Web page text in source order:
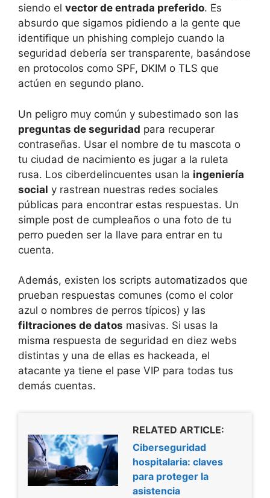
siendo el vector de entrada preferido. Es
absurdo que sigamos pidiendo a la gente que
identifique un phishing complejo cuando la
seguridad debería ser transparente, basándose
en protocolos como SPF, DKIM o TLS que
actúen en segundo plano.
Un peligro muy común y subestimado son las
preguntas de seguridad para recuperar
contraseñas. Usar el nombre de tu mascota o
tu ciudad de nacimiento es jugar a la ruleta
rusa. Los ciberdelincuentes usan la ingeniería
social y rastrean nuestras redes sociales
públicas para encontrar estas respuestas. Un
simple post de cumpleaños o una foto de tu
perro pueden ser la llave para entrar en tu
cuenta.
Además, existen los scripts automatizados que
prueban respuestas comunes (como el color
azul o nombres de perros típicos) y las
filtraciones de datos masivas. Si usas la
misma respuesta de seguridad en diez webs
distintas y una de ellas es hackeada, el
atacante ya tiene el pase VIP para todas tus
demás cuentas.
RELATED ARTICLE:
Ciberseguridad
hospitalaria: claves
para proteger la
asistencia